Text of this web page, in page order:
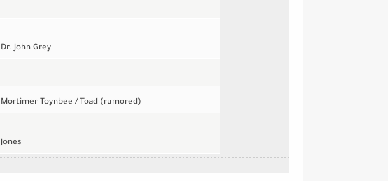
Dr. John Grey
Mortimer Toynbee / Toad (rumored)
Jones